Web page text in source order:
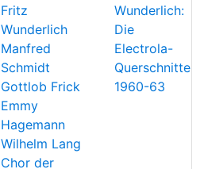
Fritz
Wunderlich
Manfred
Schmidt
Gottlob Frick
Emmy
Hagemann
Wilhelm Lang
Chor der
Wunderlich:
Die
Electrola-
Querschnitte
1960-63